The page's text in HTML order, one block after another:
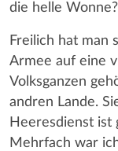
die helle Wonne?
Freilich hat man
Armee auf eine
Volksganzen
andren Lande.
Heeresdienst ist
Mehrfach war